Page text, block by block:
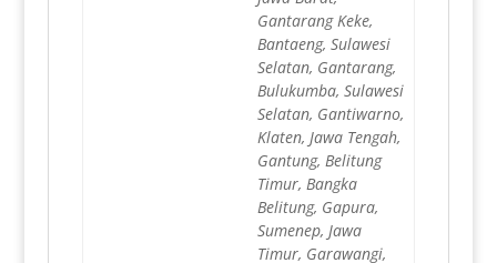
Gantarang Keke,
Bantaeng, Sulawesi
Selatan, Gantarang,
Bulukumba, Sulawesi
Selatan, Gantiwarno,
Klaten, Jawa Tengah,
Gantung, Belitung
Timur, Bangka
Belitung, Gapura,
Sumenep, Jawa
Timur, Garawangi,